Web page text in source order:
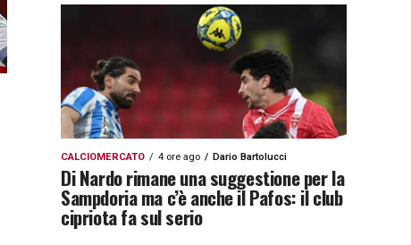
CALCIOMERCATO 4 ore ago Dario Bartolucci
Di Nardo rimane una suggestione per la
Sampdoria ma c’è anche il Pafos: il club
cipriota fa sul serio